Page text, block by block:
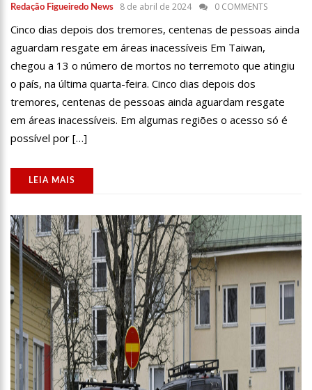
religião
13:02 PF deflagra operação contra tráfico de drogas e lavagem de
dinheiro em Manaus
12:49 Adolescente ‘perde’ testículo após se inclinar para pegar bola
12:37
Prefeitura de Manaus divulga calendário para agendamento
de castração de cães e gatos
12:24 Modelo diz ter sido expulsa de supermercado por usar
11:27 Jojo Todynho cada vez mais focada nos treinos após perder
11:15 Medo do Chucky? Filmes de terror baseados em fatos da
vida real!
11:01 Ministério Público investiga prefeito que se casou com
adolescente de 16 anos
13:19
Calçadão de pedras portuguesas traz movimentos sinuosos
que lembram o rio, na Ponta Negra
13:15 ‘Temos dinheiro para dar e vender’, desabafa Maíra Cardi
sobre fortuna com Thiago Nigro
12:51 Asteroide de 300 metros pode atingir a Terra nesta quarta-
feira (26)
12:44
Amazonas reduz em 5% número de homicídios no primeiro
Redação Figueiredo News 8 de abril de 2024 0 COMMENTS
Cinco dias depois dos tremores, centenas de pessoas ainda
aguardam resgate em áreas inacessíveis Em Taiwan,
chegou a 13 o número de mortos no terremoto que atingiu
o país, na última quarta-feira. Cinco dias depois dos
tremores, centenas de pessoas ainda aguardam resgate
em áreas inacessíveis. Em algumas regiões o acesso só é
possível por […]
LEIA MAIS